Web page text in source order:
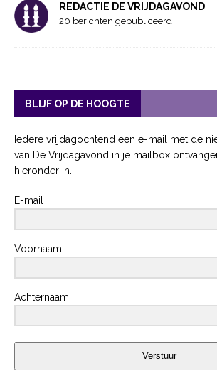
REDACTIE DE VRIJDAGAVOND
20 berichten gepubliceerd
BLIJF OP DE HOOGTE
Iedere vrijdagochtend een e-mail met de
van De Vrijdagavond in je mailbox
hieronder in.
E-mail
Voornaam
Achternaam
Verstuur